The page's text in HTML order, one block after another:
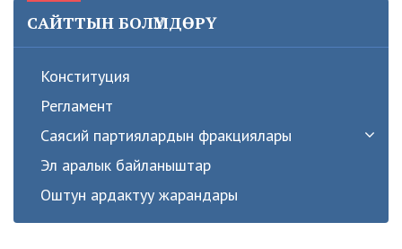
САЙТТЫН БОЛҮМДӨРҮ
Конституция
Регламент
Саясий партиялардын фракциялары
Эл аралык байланыштар
Оштун ардактуу жарандары